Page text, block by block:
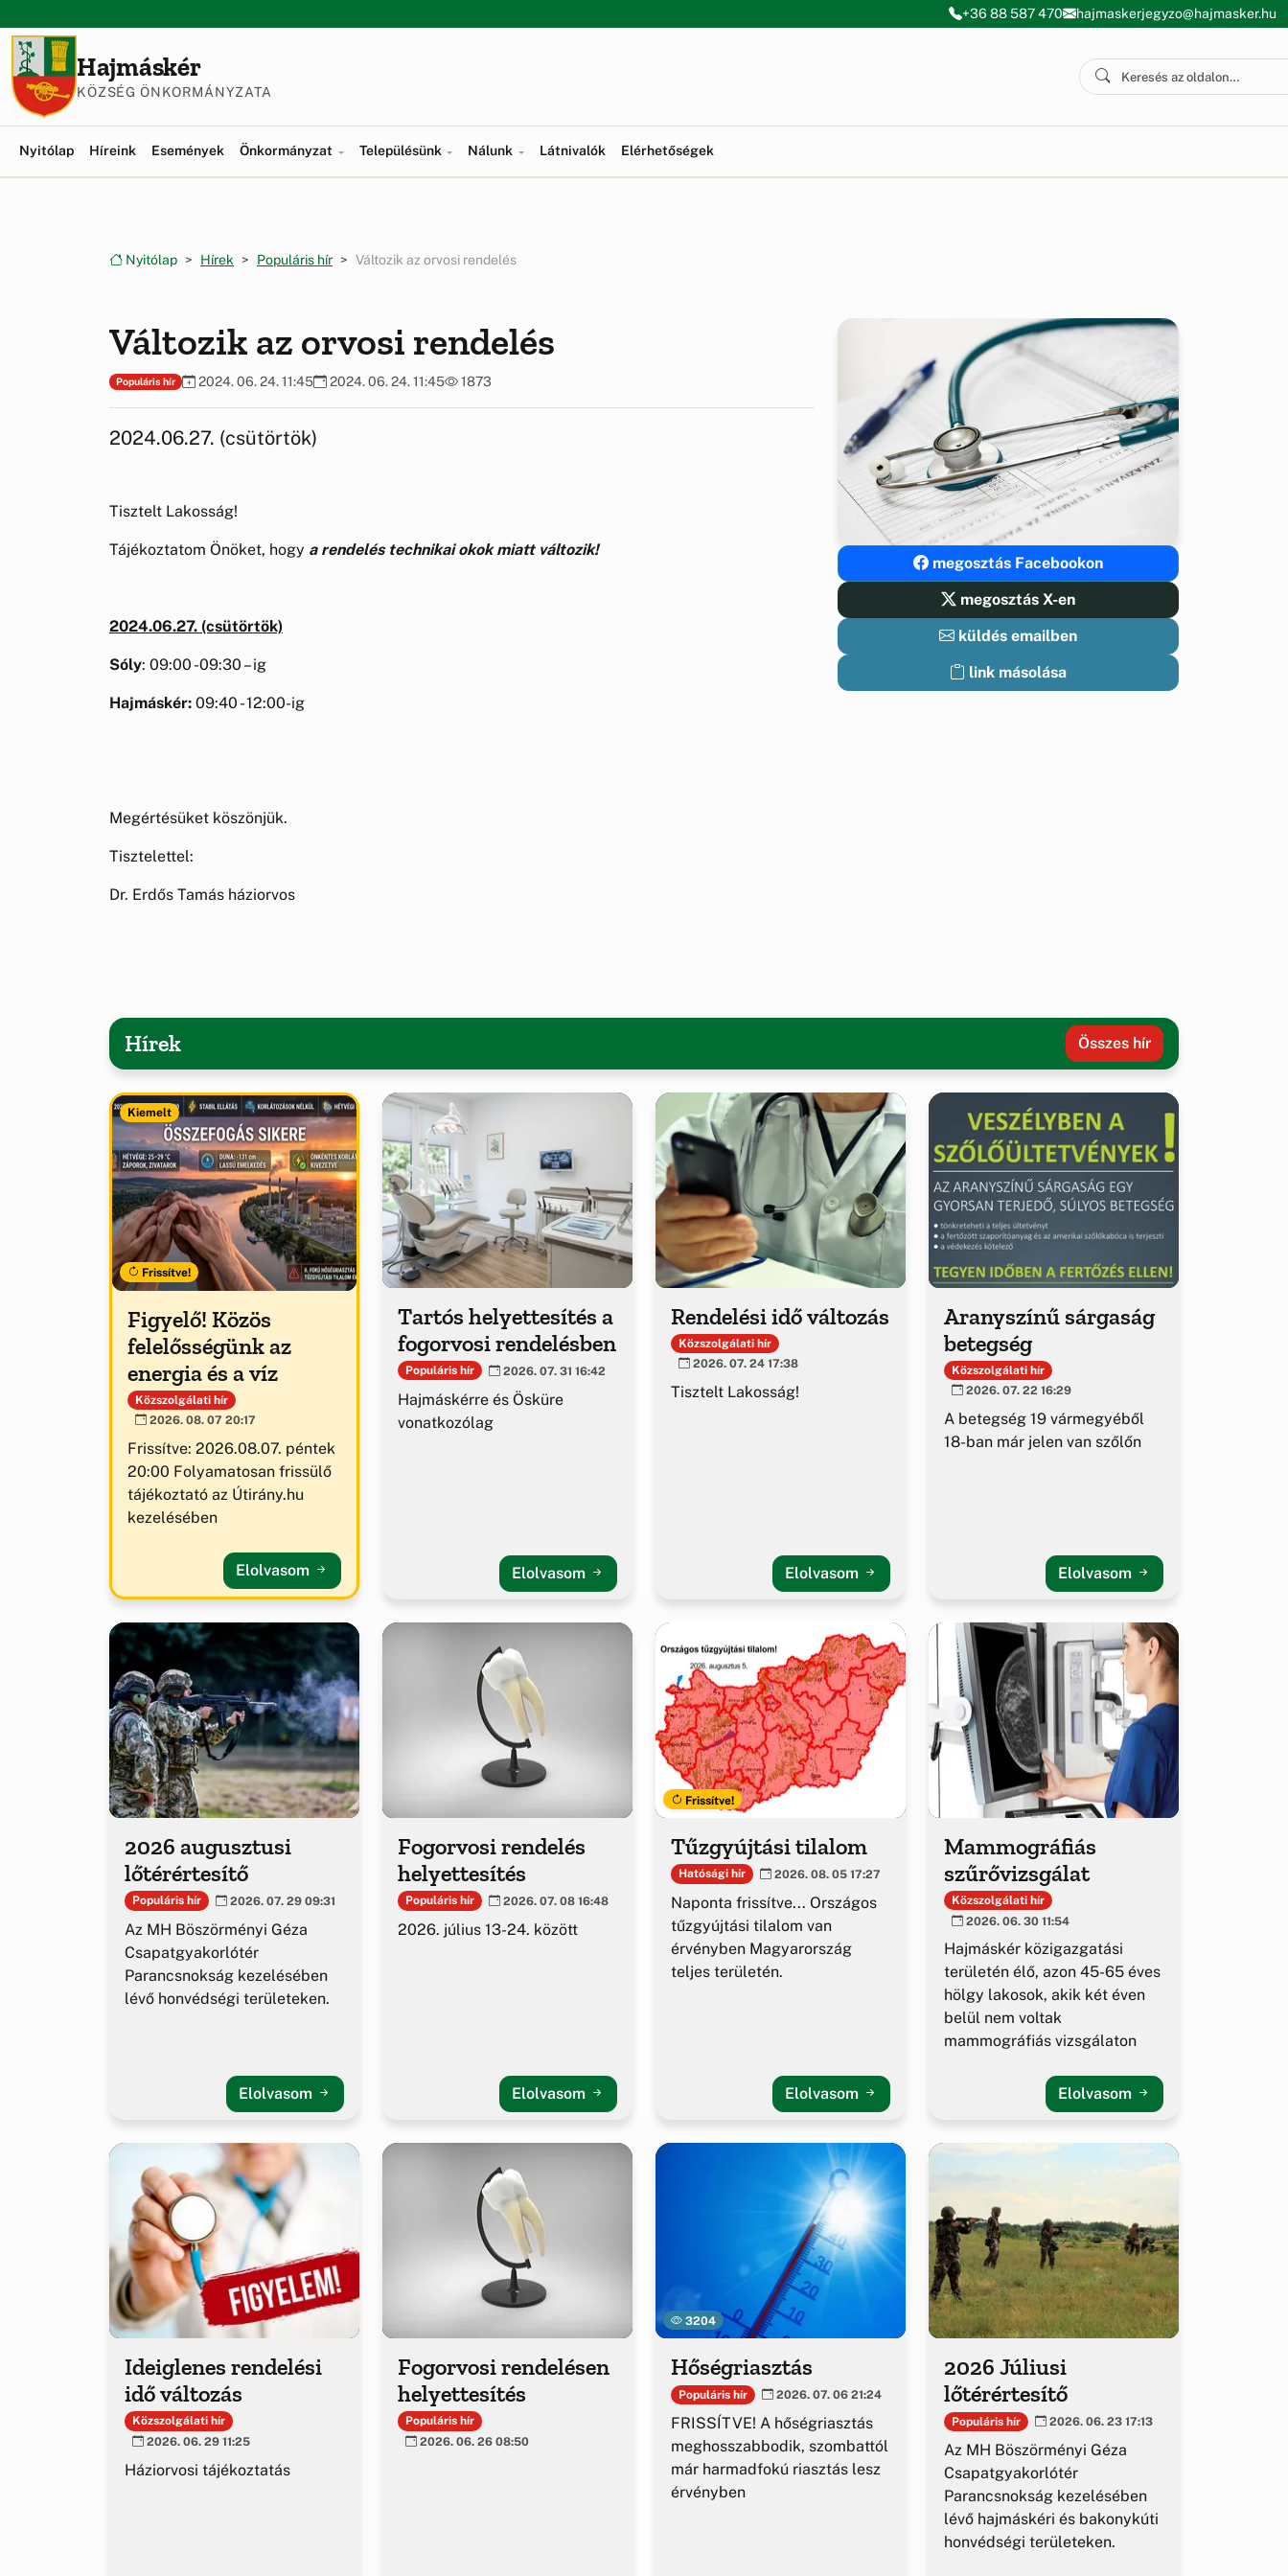
+36 88 587 470 hajmaskerjegyzo@hajmasker.hu
Hajmáskér
KÖZSÉG ÖNKORMÁNYZATA
Nyitólap Híreink Események Önkormányzat Településünk Nálunk Látnivalók Elérhetőségek
Nyitólap Hírek Populáris hír Változik az orvosi rendelés
Változik az orvosi rendelés
Populáris hír 2024. 06. 24. 11:45 2024. 06. 24. 11:45 1873
2024.06.27. (csütörtök)
Tisztelt Lakosság!
Tájékoztatom Önöket, hogy a rendelés technikai okok miatt változik!
2024.06.27. (csütörtök)
Sóly: 09:00 -09:30 – ig
Hajmáskér: 09:40 - 12:00-ig
Megértésüket köszönjük.
Tisztelettel:
Dr. Erdős Tamás háziorvos
megosztás Facebookon
megosztás X-en
küldés emailben
link másolása
Hírek Összes hír
Kiemelt
Frissítve!
Figyelő! Közös
felelősségünk az
energia és a víz
Közszolgálati hír
2026. 08. 07 20:17
Frissítve: 2026.08.07. péntek
20:00 Folyamatosan frissülő
tájékoztató az Útirány.hu
kezelésében
Elolvasom
Tartós helyettesítés a
fogorvosi rendelésben
Populáris hír 2026. 07. 31 16:42
Hajmáskérre és Ösküre
vonatkozólag
Elolvasom
Rendelési idő változás
Közszolgálati hír
2026. 07. 24 17:38
Tisztelt Lakosság!
Elolvasom
Aranyszínű sárgaság
betegség
Közszolgálati hír
2026. 07. 22 16:29
A betegség 19 vármegyéből
18-ban már jelen van szőlőn
Elolvasom
2026 augusztusi
lőtérértesítő
Populáris hír 2026. 07. 29 09:31
Az MH Böszörményi Géza
Csapatgyakorlótér
Parancsnokság kezelésében
lévő honvédségi területeken.
Elolvasom
Fogorvosi rendelés
helyettesítés
Populáris hír 2026. 07. 08 16:48
2026. július 13-24. között
Elolvasom
Frissítve!
Tűzgyújtási tilalom
Hatósági hír 2026. 08. 05 17:27
Naponta frissítve... Országos
tűzgyújtási tilalom van
érvényben Magyarország
teljes területén.
Elolvasom
Mammográfiás
szűrővizsgálat
Közszolgálati hír
2026. 06. 30 11:54
Hajmáskér közigazgatási
területén élő, azon 45-65 éves
hölgy lakosok, akik két éven
belül nem voltak
mammográfiás vizsgálaton
Elolvasom
Ideiglenes rendelési
idő változás
Közszolgálati hír
2026. 06. 29 11:25
Háziorvosi tájékoztatás
Fogorvosi rendelésen
helyettesítés
Populáris hír
2026. 06. 26 08:50
3204
Hőségriasztás
Populáris hír 2026. 07. 06 21:24
FRISSÍTVE! A hőségriasztás
meghosszabbodik, szombattól
már harmadfokú riasztás lesz
érvényben
2026 Júliusi
lőtérértesítő
Populáris hír 2026. 06. 23 17:13
Az MH Böszörményi Géza
Csapatgyakorlótér
Parancsnokság kezelésében
lévő hajmáskéri és bakonykúti
honvédségi területeken.